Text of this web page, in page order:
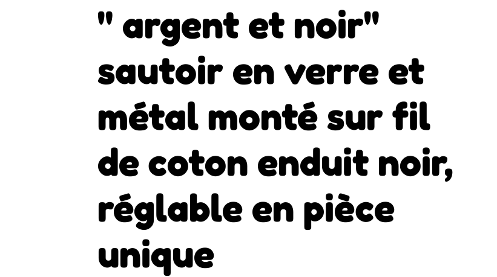
" argent et noir"
sautoir en verre et
métal monté sur fil
de coton enduit noir,
réglable en pièce
unique